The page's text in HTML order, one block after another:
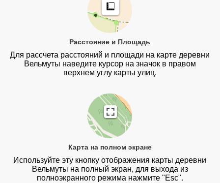
Расстояние и Площадь
Для рассчета расстояний и площади на карте деревни
Вельмуты наведите курсор на значок в правом
верхнем углу карты улиц.
Карта на полном экране
Используйте эту кнопку отображения карты деревни
Вельмуты на полный экран, для выхода из
полноэкранного режима нажмите "Esc".